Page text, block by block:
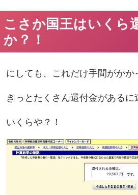
こさか国王はいくら
か？！
にしても、これだけ手間がかか
きっと たくさん還付金があるに
いくらや？！